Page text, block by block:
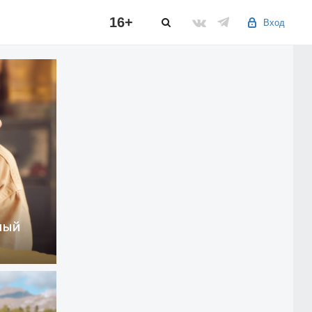
Вход
16+